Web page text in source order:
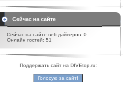
Сейчас на сайте
Сейчас на сайте веб-дайверов: 0
Онлайн гостей: 51
Поддержать сайт на DIVEtop.ru: